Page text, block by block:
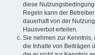
diese
Regeln kann der
dauerhaft von der
Hausverbot erteilen.
Sie nehmen zur Kenntnis,
die Inhalte von Beiträgen